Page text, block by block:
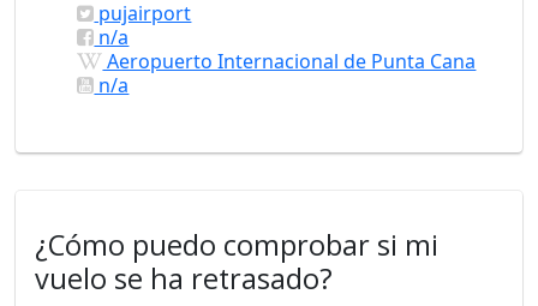
pujairport
n/a
Aeropuerto Internacional de Punta Cana
n/a
¿Cómo puedo comprobar si mi
vuelo se ha retrasado?